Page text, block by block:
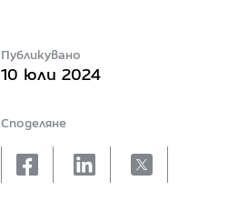
Публикувано
10 юли 2024
Споделяне
facebooklinkedinX